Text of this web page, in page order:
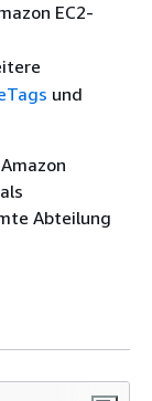
EC2-
und
Abteilung